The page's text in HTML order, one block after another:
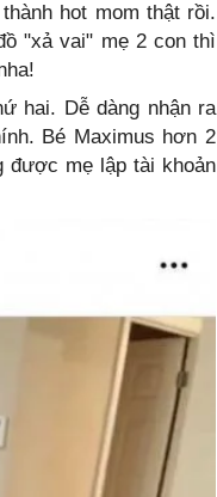
hot mom thật rồi.
"xả vai" mẹ 2 con thì
hai. Dễ dàng nhận ra
Bé Maximus hơn 2
được mẹ lập tài khoản